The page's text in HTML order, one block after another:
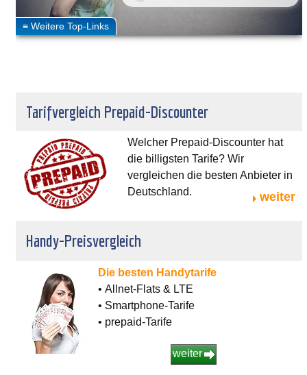
Tarifvergleich Prepaid-Discounter
Welcher Prepaid-Discounter hat
die billigsten Tarife? Wir
vergleichen die besten Anbieter in
Deutschland.
weiter
Handy-Preisvergleich
Die besten Handytarife
• Allnet-Flats & LTE
• Smartphone-Tarife
• prepaid-Tarife
weiter